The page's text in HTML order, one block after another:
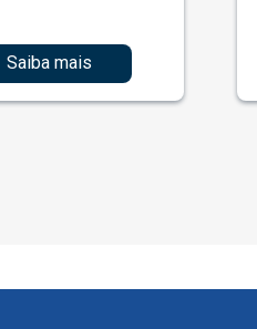
Saiba mais